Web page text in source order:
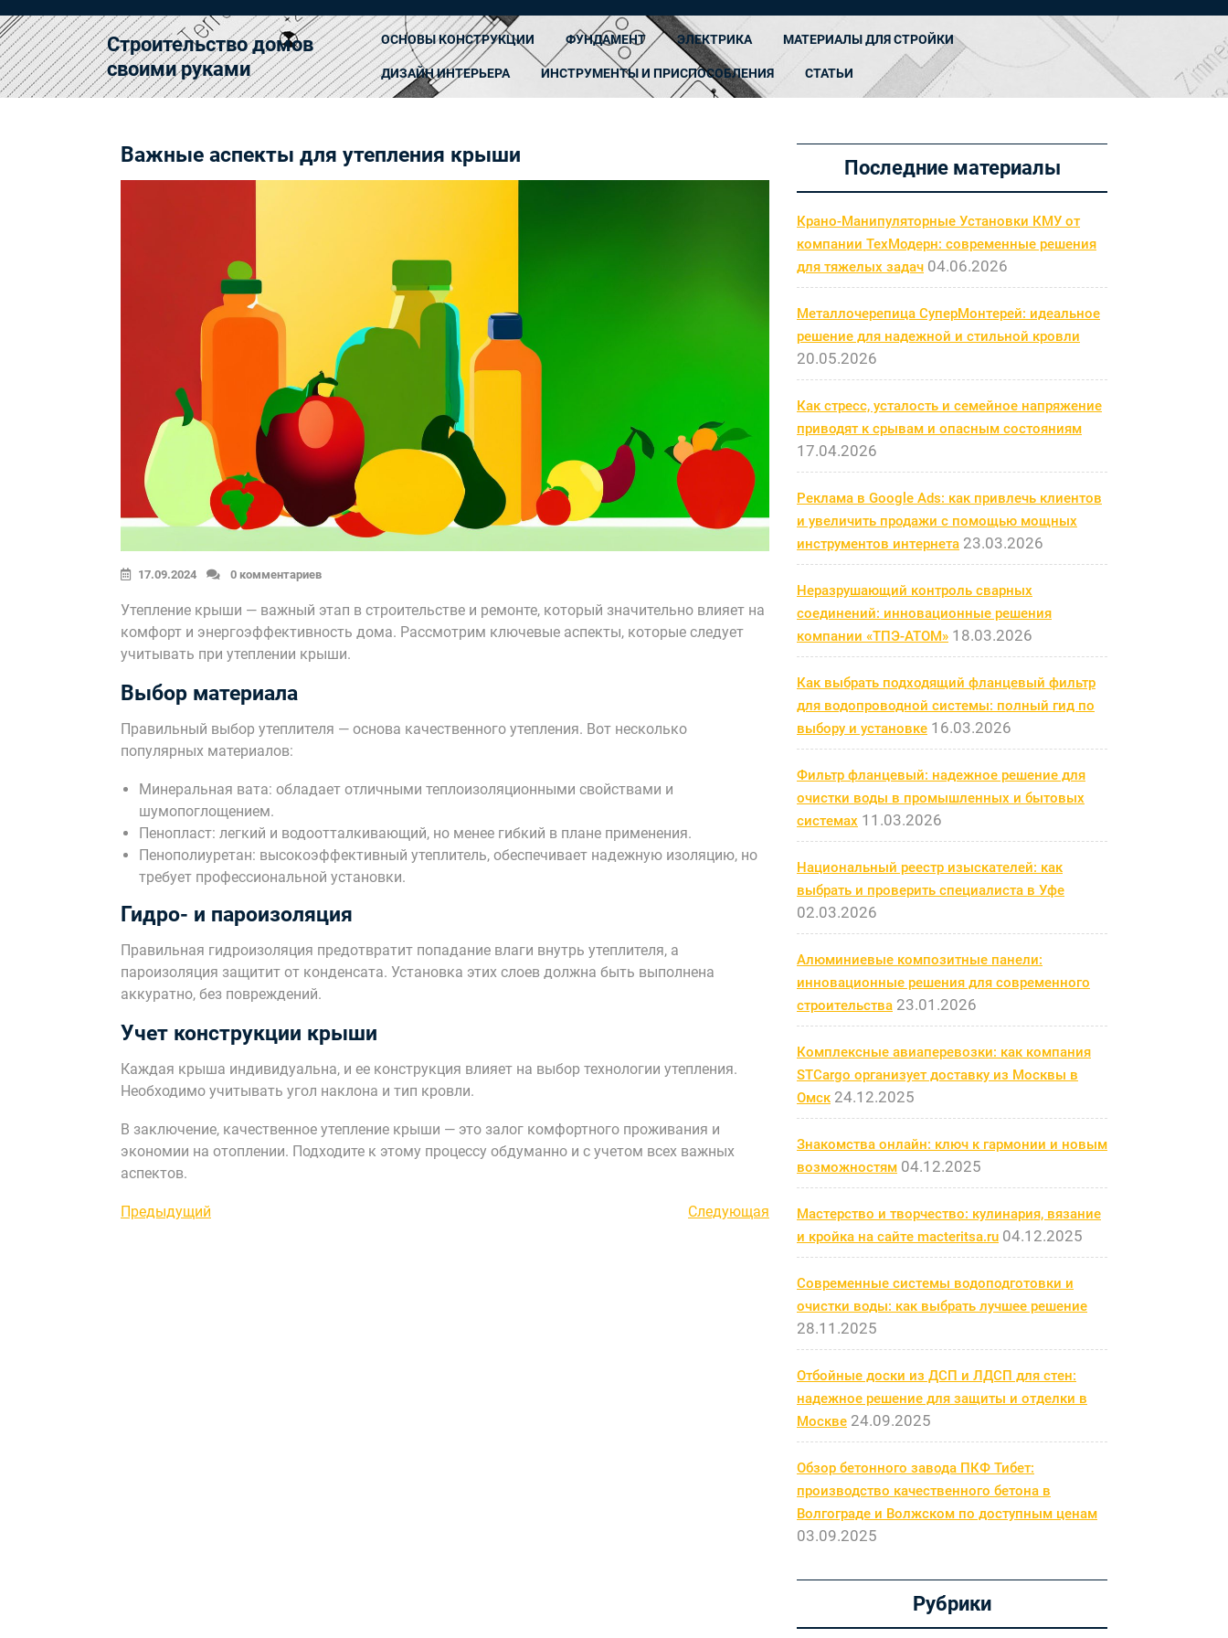
к
содержимому
Строительство домов
своими руками
ОСНОВЫ КОНСТРУКЦИИ ФУНДАМЕНТ ЭЛЕКТРИКА МАТЕРИАЛЫ ДЛЯ СТРОЙКИ
ДИЗАЙН ИНТЕРЬЕРА ИНСТРУМЕНТЫ И ПРИСПОСОБЛЕНИЯ СТАТЬИ
Важные аспекты для утепления крыши
17.09.2024 0 комментариев
Утепление крыши — важный этап в строительстве и ремонте, который значительно влияет на
комфорт и энергоэффективность дома. Рассмотрим ключевые аспекты, которые следует
учитывать при утеплении крыши.
Выбор материала
Правильный выбор утеплителя — основа качественного утепления. Вот несколько
популярных материалов:
Минеральная вата: обладает отличными теплоизоляционными свойствами и
шумопоглощением.
Пенопласт: легкий и водоотталкивающий, но менее гибкий в плане применения.
Пенополиуретан: высокоэффективный утеплитель, обеспечивает надежную изоляцию, но
требует профессиональной установки.
Гидро- и пароизоляция
Правильная гидроизоляция предотвратит попадание влаги внутрь утеплителя, а
пароизоляция защитит от конденсата. Установка этих слоев должна быть выполнена
аккуратно, без повреждений.
Учет конструкции крыши
Каждая крыша индивидуальна, и ее конструкция влияет на выбор технологии утепления.
Необходимо учитывать угол наклона и тип кровли.
В заключение, качественное утепление крыши — это залог комфортного проживания и
экономии на отоплении. Подходите к этому процессу обдуманно и с учетом всех важных
аспектов.
Навигация
Предыдущая
Предыдущий
Следующая
Следующая
Последние материалы
Крано-Манипуляторные Установки КМУ от
компании ТехМодерн: современные решения
для тяжелых задач 04.06.2026
Металлочерепица СуперМонтерей: идеальное
решение для надежной и стильной кровли
20.05.2026
Как стресс, усталость и семейное напряжение
приводят к срывам и опасным состояниям
17.04.2026
Реклама в Google Ads: как привлечь клиентов
и увеличить продажи с помощью мощных
инструментов интернета 23.03.2026
Неразрушающий контроль сварных
соединений: инновационные решения
компании «ТПЭ-АТОМ» 18.03.2026
Как выбрать подходящий фланцевый фильтр
для водопроводной системы: полный гид по
выбору и установке 16.03.2026
Фильтр фланцевый: надежное решение для
очистки воды в промышленных и бытовых
системах 11.03.2026
Национальный реестр изыскателей: как
выбрать и проверить специалиста в Уфе
02.03.2026
Алюминиевые композитные панели:
инновационные решения для современного
строительства 23.01.2026
Комплексные авиаперевозки: как компания
STCargo организует доставку из Москвы в
Омск 24.12.2025
Знакомства онлайн: ключ к гармонии и новым
возможностям 04.12.2025
Мастерство и творчество: кулинария, вязание
и кройка на сайте macteritsa.ru 04.12.2025
Современные системы водоподготовки и
очистки воды: как выбрать лучшее решение
28.11.2025
Отбойные доски из ДСП и ЛДСП для стен:
надежное решение для защиты и отделки в
Москве 24.09.2025
Обзор бетонного завода ПКФ Тибет:
производство качественного бетона в
Волгограде и Волжском по доступным ценам
03.09.2025
Рубрики